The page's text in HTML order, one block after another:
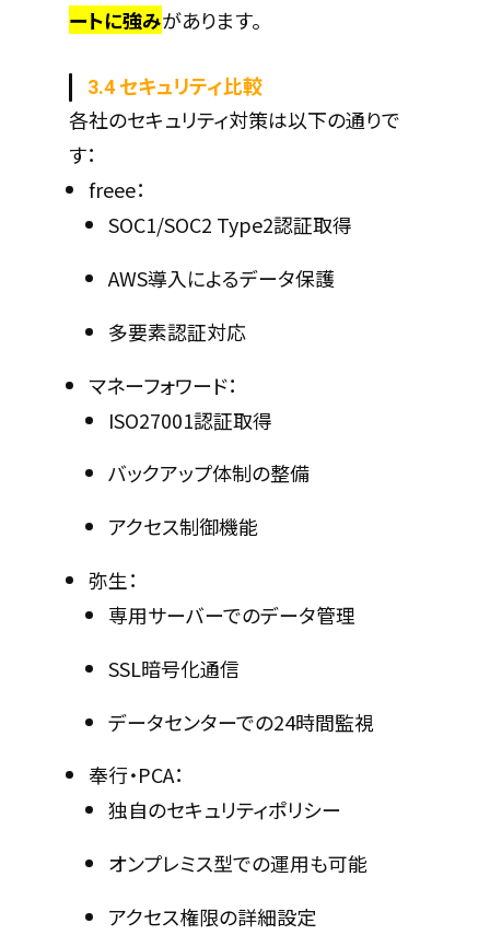
ートに強みがあります。
3.4 セキュリティ比較
各社のセキュリティ対策は以下の通りで
す：
freee：
SOC1/SOC2 Type2認証取得
AWS導入によるデータ保護
多要素認証対応
マネーフォワード：
ISO27001認証取得
バックアップ体制の整備
アクセス制御機能
弥生：
専用サーバーでのデータ管理
SSL暗号化通信
データセンターでの24時間監視
奉行・PCA：
独自のセキュリティポリシー
オンプレミス型での運用も可能
アクセス権限の詳細設定